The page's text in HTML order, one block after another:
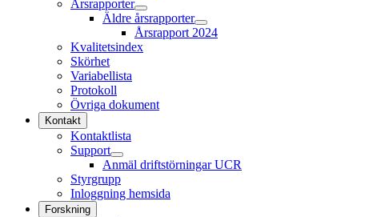
Årsrapporter
Äldre årsrapporter
Årsrapport 2024
Kvalitetsindex
Skörhet
Variabellista
Protokoll
Övriga dokument
Kontakt
Kontaktlista
Support
Anmäl driftstörningar UCR
Styrgrupp
Inloggning hemsida
Forskning